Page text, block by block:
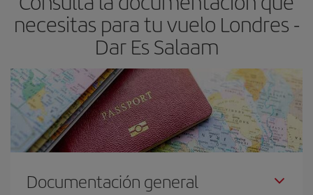
necesitas para tu vuelo Londres -
Dar Es Salaam
Documentación general